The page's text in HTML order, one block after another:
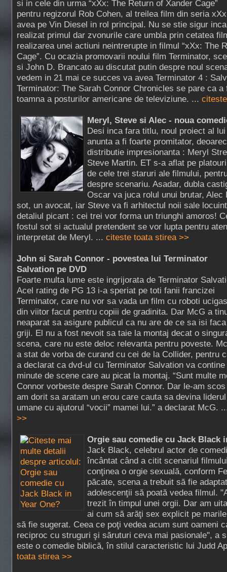
si in cele din urma “xXx: The Return of Xander Cage”
pentru regizorul Rob Cohen, al treilea film din seria
avea pe Vin Diesel in rol principal. Nu se stie sigur
realizat primul dar zvonurile care umbla prin cetatea
realizarea unei actiuni neintrerupte in filmul “xXx: The
Cage”. Cu ocazia promovarii noului film Terminator,
si John D. Brancato au discutat putin despre noul
vedem in 21 mai ce succes va avea Terminator 4 :
Terminator: The Sarah Connor Chronicles se pare ca
toamna a posturilor americane de televiziune. ...
Meryl, Steve si Alec - noua
Desi inca fara titlu, noul proiect al
anunta a fi foarte promitator,
distributie impresionanta : Meryl
Steve Martin. ET s-a aflat pe
de cele trei staruri ale filmului,
despre scenariu. Asadar, dubla
Oscar va juca rolul unui brutar, Alec
sot, un avocat, iar Steve va fi arhitectul noii sale
detaliul picant : cei trei vor forma un triunghi amoros!
fostul sot si actualul pretendent se vor lupta pentru
interpretat de Meryl. ... citeste toata stirea >>
John si Sarah Connor - povestea lui Terminator
Salvation pe DVD
Foarte multa lume este ingrijorata de Terminator
Acel rating de PG 13 i-a speriat pe toti fanii francizei
Terminator, care nu vor sa vada un film cu roboti
din viitor facut pentru copiii de gradinita. Dar McG a
neaparat sa asigure publicul ca nu are de ce sa isi faca
griji. El nu a fost nevoit sa taie la montaj decat o
scena, care nu este deloc relevanta pentru poveste.
a stat de vorba de curand cu cei de la Collider, pentru
a declarat ca dvd-ul cu Terminator Salvation va
minute de scene care au picat la montaj. “Sunt multe
Connor vorbeste despre Sarah Connor. Dar le-am
am dorit sa aratam un erou care cauta sa devina
umane cu ajutorul “vocii” mamei lui.” a declarat McG.
>>
Orgie sau comedie cu Jack Black
Jack Black, celebrul actor de
încântat când a citit scenariul
conţinea o orgie sexuală, conform
păcate, scena a trebuit să fie
adolescenţii să poată vedea filmul.
trezit în timpul unei orgii. Dar am
ai cum să arăţi sex explicit pe
să fie sugerat. Ceea ce poţi vedea acum sunt oameni
reciproc cu struguri şi săruturi ceva mai pasionale", a
este o comedie biblică, în stilul caracteristic lui Judd
toata stirea >>